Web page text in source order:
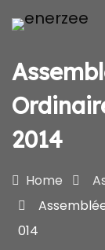
2014
Home
014